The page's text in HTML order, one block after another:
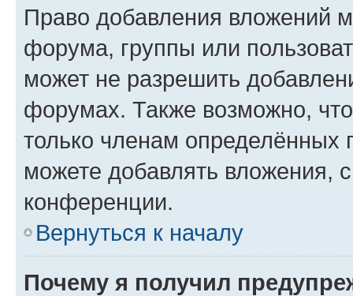
Право добавления вложений
форума, группы или
может не разрешить
форумах. Также возможно,
только членам определённых
можете добавлять вложения,
конференции.
Вернуться к началу
Почему я получил